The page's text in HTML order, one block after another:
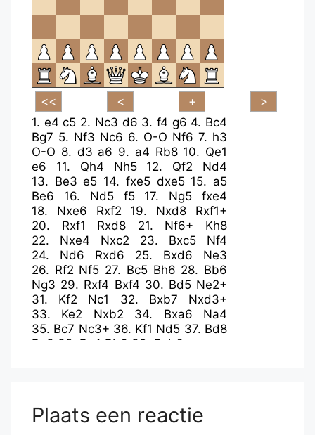
1. e4 c5 2. Nc3 d6 3. f4 g6 4. Bc4
Bg7 5. Nf3 Nc6 6. O-O Nf6 7. h3
O-O 8. d3 a6 9. a4 Rb8 10. Qe1
e6
11. Qh4 Nh5 12. Qf2
Nd4
13. Be3 e5 14. fxe5 dxe5 15. a5
Be6
16. Nd5 f5 17. Ng5
fxe4
18. Nxe6 Rxf2 19. Nxd8
Rxf1+
20. Rxf1 Rxd8 21. Nf6+
Kh8
22. Nxe4 Nxc2 23. Bxc5
Nf4
24. Nd6 Rxd6 25. Bxd6
Ne3
26. Rf2 Nf5 27. Bc5 Bh6 28. Bb6
Ng3 29. Rxf4 Bxf4 30. Bd5 Ne2+
31. Kf2 Nc1 32. Bxb7
Nxd3+
33. Ke2 Nxb2 34. Bxa6
Na4
35. Bc7 Nc3+ 36. Kf1 Nd5 37. Bd8
Be3 38. Bc4 Bb6 39. Bxb6
Plaats een reactie